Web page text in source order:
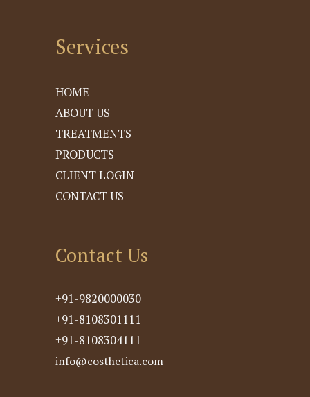
Services
HOME
ABOUT US
TREATMENTS
PRODUCTS
CLIENT LOGIN
CONTACT US
Contact Us
+91-9820000030
+91-8108301111
+91-8108304111
info@costhetica.com